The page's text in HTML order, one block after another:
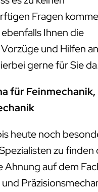
Fragen
Ihnen die
und Hilfen
gerne für Sie
für Feinmechanik,
heute noch
zu finden
Ahnung auf dem